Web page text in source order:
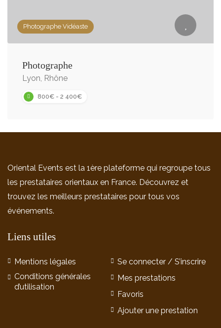
Photographe Vidéaste
Photographe
Lyon, Rhône
800€ - 2 400€
Oriental Events est la 1ère plateforme qui regroupe tous
les prestataires orientaux en France. Découvrez et
trouvez les meilleurs prestataires pour tous vos
événements.
Liens utiles
Mentions légales
Conditions générales
d’utilisation
Se connecter / S’inscrire
Mes prestations
Favoris
Ajouter une prestation